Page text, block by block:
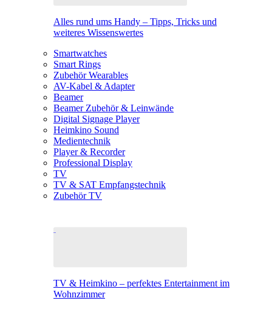
Alles rund ums Handy – Tipps, Tricks und
weiteres Wissenswertes
Smartwatches
Smart Rings
Zubehör Wearables
AV-Kabel & Adapter
Beamer
Beamer Zubehör & Leinwände
Digital Signage Player
Heimkino Sound
Medientechnik
Player & Recorder
Professional Display
TV
TV & SAT Empfangstechnik
Zubehör TV
TV & Heimkino – perfektes Entertainment im
Wohnzimmer